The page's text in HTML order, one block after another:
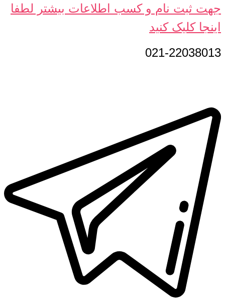
جهت ثبت نام و کسب اطلاعات بیشتر لطفا
اینجا کلیک کنید
021-22038013